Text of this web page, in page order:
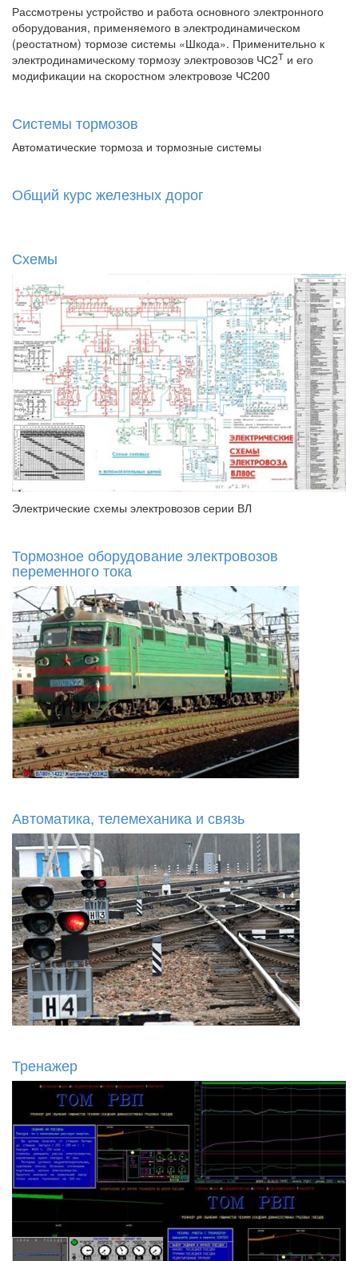
Рассмотрены устройство и работа основного электронного
оборудования, применяемого в электродинамическом
(реостатном) тормозе системы «Шкода». Применительно к
электродинамическому тормозу электровозов ЧС2Т и его
модификации на скоростном электровозе ЧС200
Системы тормозов
Автоматические тормоза и тормозные системы
Общий курс железных дорог
Схемы
Электрические схемы электровозов серии ВЛ
Тормозное оборудование электровозов
переменного тока
Автоматика, телемеханика и связь
Тренажер